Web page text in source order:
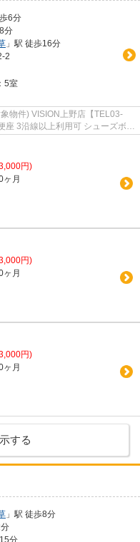
6分
分
」駅 徒歩16分
2
5室
物件) VISION上野店【TEL03-
3沿線以上利用可 シューズボッ
円)
ヶ月
円)
ヶ月
円)
ヶ月
する
」駅 徒歩8分
分